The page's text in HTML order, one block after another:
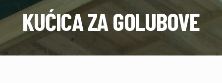
KUĆICA ZA GOLUBOVE